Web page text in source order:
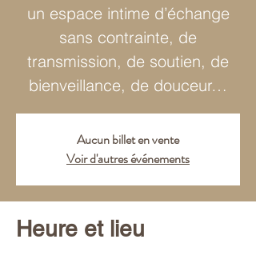
un espace intime d’échange
sans contrainte, de
transmission, de soutien, de
bienveillance, de douceur…
Aucun billet en vente
Voir d'autres événements
Heure et lieu